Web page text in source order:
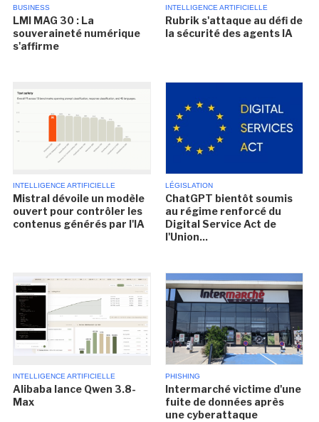
BUSINESS
LMI MAG 30 : La
souveraineté numérique
s'affirme
INTELLIGENCE ARTIFICIELLE
Rubrik s'attaque au défi de
la sécurité des agents IA
INTELLIGENCE ARTIFICIELLE
Mistral dévoile un modèle
ouvert pour contrôler les
contenus générés par l'IA
LÉGISLATION
ChatGPT bientôt soumis
au régime renforcé du
Digital Service Act de
l'Union...
INTELLIGENCE ARTIFICIELLE
Alibaba lance Qwen 3.8-
Max
PHISHING
Intermarché victime d'une
fuite de données après
une cyberattaque